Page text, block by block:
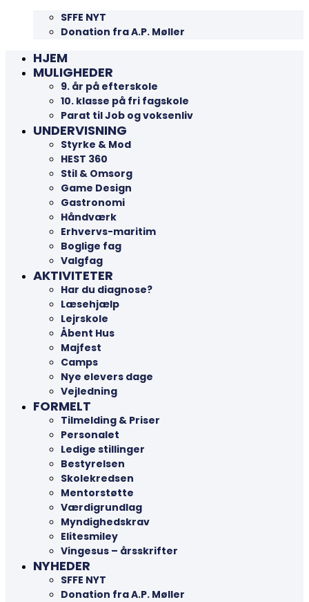
SFFE NYT
Donation fra A.P. Møller
HJEM
MULIGHEDER
9. år på efterskole
10. klasse på fri fagskole
Parat til Job og voksenliv
UNDERVISNING
Styrke & Mod
HEST 360
Stil & Omsorg
Game Design
Gastronomi
Håndværk
Erhvervs-maritim
Boglige fag
Valgfag
AKTIVITETER
Har du diagnose?
Læsehjælp
Lejrskole
Åbent Hus
Majfest
Camps
Nye elevers dage
Vejledning
FORMELT
Tilmelding & Priser
Personalet
Ledige stillinger
Bestyrelsen
Skolekredsen
Mentorstøtte
Værdigrundlag
Myndighedskrav
Elitesmiley
Vingesus – årsskrifter
NYHEDER
SFFE NYT
Donation fra A.P. Møller